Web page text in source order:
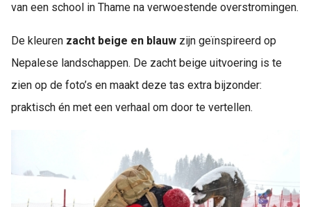
van een school in Thame na verwoestende overstromingen.
De kleuren zacht beige en blauw zijn geïnspireerd op
Nepalese landschappen. De zacht beige uitvoering is te
zien op de foto’s en maakt deze tas extra bijzonder:
praktisch én met een verhaal om door te vertellen.